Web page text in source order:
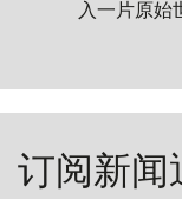
入一片原
以远古的
del Paine
订阅新闻